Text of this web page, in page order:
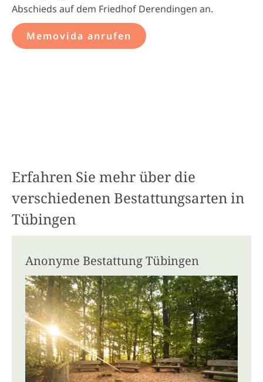
Abschieds auf dem Friedhof Derendingen an.
Memovida anrufen
Erfahren Sie mehr über die
verschiedenen Bestattungsarten in
Tübingen
Anonyme Bestattung Tübingen